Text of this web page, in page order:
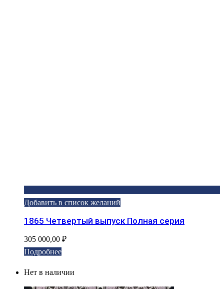
Добавить в список желаний
1865 Четвертый выпуск Полная серия
305 000,00 ₽
Подробнее
Нет в наличии